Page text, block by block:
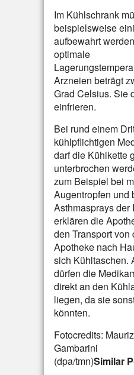
Im Kühlschrank
beispielsweise
aufbewahrt
optimale
Arzneien beträgt
Grad Celsius. Sie
einfrieren.
Bei rund einem
kühlpflichtigen
darf die Kühlkette
unterbrochen
zum Beispiel bei
Augentropfen und
Asthmasprays der
erklären die
den Transport von
Apotheke nach
sich Kühltaschen.
dürfen die
direkt an den
liegen, da sie
könnten.
Fotocredits:
Gambarini
(dpa/tmn)Similar